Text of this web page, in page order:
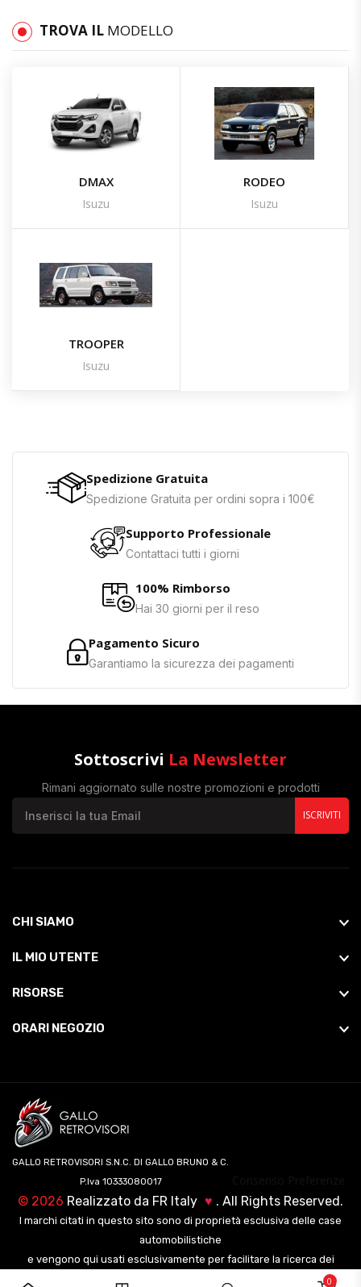
0
TROVA IL MODELLO
DMAX
Isuzu
RODEO
Isuzu
TROOPER
Isuzu
Spedizione Gratuita
Spedizione Gratuita per ordini sopra i 100€
Supporto Professionale
Contattaci tutti i giorni
100% Rimborso
Hai 30 giorni per il reso
Pagamento Sicuro
Garantiamo la sicurezza dei pagamenti
Sottoscrivi La Newsletter
Rimani aggiornato sulle nostre promozioni e prodotti
ISCRIVITI
CHI SIAMO
IL MIO UTENTE
RISORSE
ORARI NEGOZIO
GALLO RETROVISORI S.N.C. DI GALLO BRUNO & C.
P.Iva 10333080017
© 2026 Realizzato da FR Italy ♥ . All Rights Reserved.
I marchi citati in questo sito sono di proprietà esclusiva delle case
automobilistiche
e vengono qui usati esclusivamente per facilitare la ricerca dei